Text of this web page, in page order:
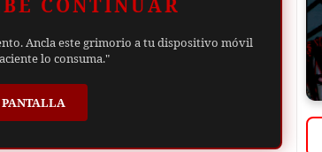
CONTINUAR
Ancla este grimorio a tu dispositivo móvil
lo consuma."